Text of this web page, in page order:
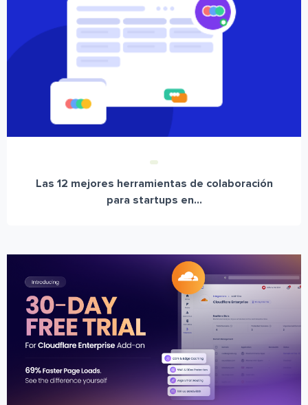
Las 12 mejores herramientas de colaboración
para startups en...